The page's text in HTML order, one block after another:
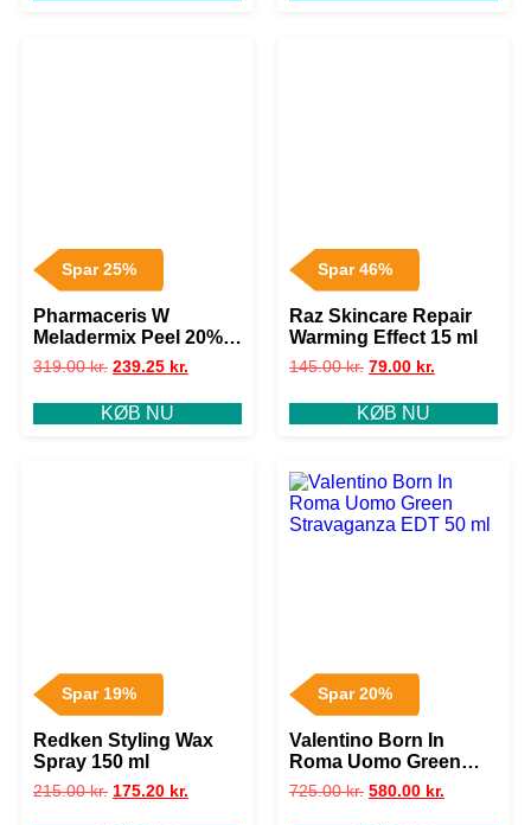
Spar 25%
Pharmaceris W
Meladermix Peel 20%
Exfoliating Peel 30 ml
319.00kr. 239.25 kr.
KØB NU
Spar 46%
Raz Skincare Repair
Warming Effect 15 ml
145.00kr. 79.00 kr.
KØB NU
Spar 19%
Redken Styling Wax
Spray 150 ml
215.00kr. 175.20 kr.
Spar 20%
Valentino Born In
Roma Uomo Green
Stravaganza EDT 50 ml
725.00kr. 580.00 kr.